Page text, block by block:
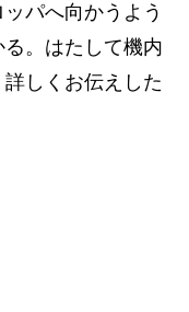
パへ向かうよう
。はたして機内
しくお伝えした